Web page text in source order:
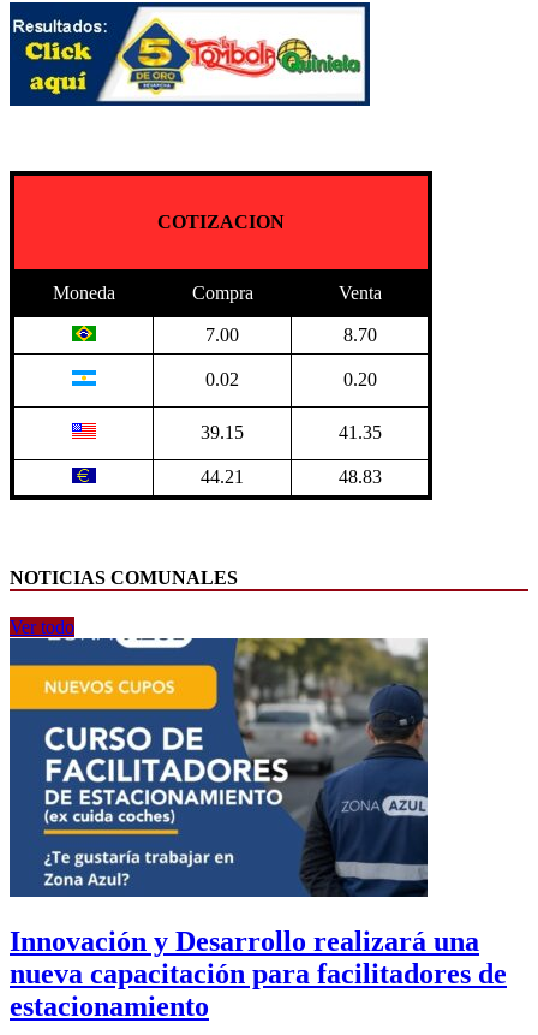
COTIZACION
Moneda Compra Venta
7.00 8.70
0.02 0.20
39.15 41.35
44.21 48.83
NOTICIAS COMUNALES
Ver todo
Innovación y Desarrollo realizará una
nueva capacitación para facilitadores de
estacionamiento